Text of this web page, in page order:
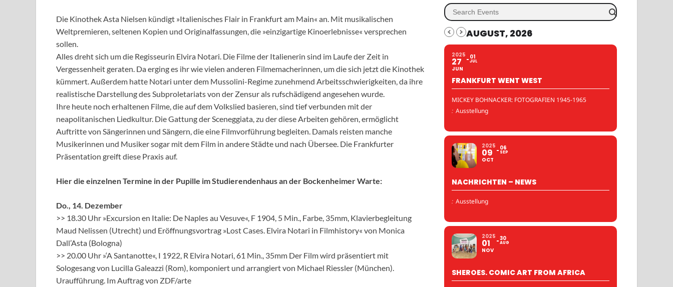
Die Kinothek Asta Nielsen kündigt »Italienisches Flair in Frankfurt am Main« an. Mit musikalischen
Weltpremieren, seltenen Kopien und Originalfassungen, die »einzigartige Kinoerlebnisse« versprechen
sollen.
Alles dreht sich um die Regisseurin Elvira Notari. Die Filme der Italienerin sind im Laufe der Zeit in
Vergessenheit geraten. Da erging es ihr wie vielen anderen Filmemacherinnen, um die sich jetzt die Kinothek
kümmert. Außerdem hatte Notari unter dem Mussolini-Regime zunehmend Arbeitsschwierigkeiten, da ihre
realistische Darstellung des Subproletariats von der Zensur als rufschädigend angesehen wurde.
Ihre heute noch erhaltenen Filme, die auf dem Volkslied basieren, sind tief verbunden mit der
neapolitanischen Liedkultur. Die Gattung der Sceneggiata, zu der diese Arbeiten gehören, ermöglicht
Auftritte von Sängerinnen und Sängern, die eine Filmvorführung begleiten. Damals reisten manche
Musikerinnen und Musiker sogar mit dem Film in andere Städte und nach Übersee. Die Frankfurter
Präsentation greift diese Praxis auf.
Hier die einzelnen Termine in der Pupille im Studierendenhaus an der Bockenheimer Warte:
Do., 14. Dezember
>> 18.30 Uhr »Excursion en Italie: De Naples au Vesuve«, F 1904, 5 Min., Farbe, 35mm, Klavierbegleitung
Maud Nelissen (Utrecht) und Eröffnungsvortrag »Lost Cases. Elvira Notari in Filmhistory« von Monica
Dall’Asta (Bologna)
>> 20.00 Uhr »‘A Santanotte«, I 1922, R Elvira Notari, 61 Min., 35mm Der Film wird präsentiert mit
Sologesang von Lucilla Galeazzi (Rom), komponiert und arrangiert von Michael Riessler (München).
Uraufführung. Im Auftrag von ZDF/arte
AUGUST, 2026
2025
27
JUN
01
JUL
FRANKFURT WENT WEST
MICKEY BOHNACKER: FOTOGRAFIEN 1945-1965
: Ausstellung
2025
09
OCT
06
SEP
NACHRICHTEN – NEWS
: Ausstellung
2025
01
NOV
30
AUG
SHEROES. COMIC ART FROM AFRICA